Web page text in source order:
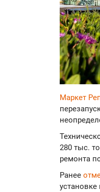
Маркет
280 тыс.
ремонта
Ранее